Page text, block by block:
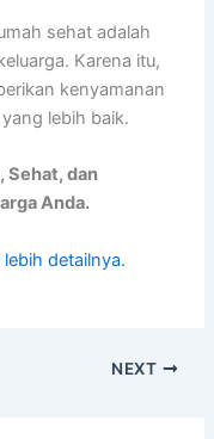
sehat adalah
Karena itu,
kenyamanan
lebih baik.
Sehat, dan
Anda.
detailnya.
NEXT